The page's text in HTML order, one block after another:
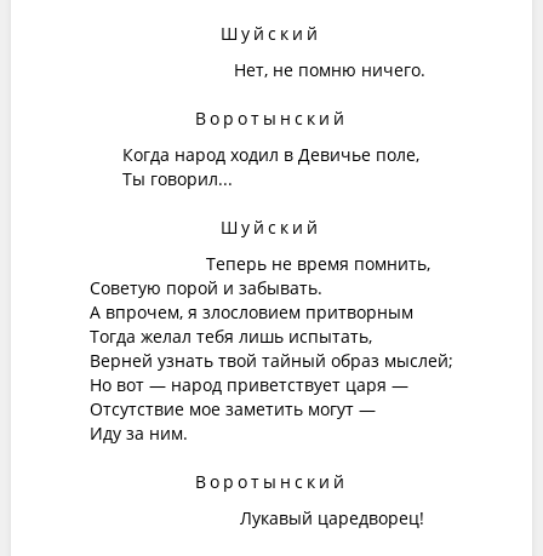
Шуйский
Нет, не помню ничего.
Воротынский
Когда народ ходил в Девичье поле,
Ты говорил...
Шуйский
Теперь не время помнить,
Советую порой и забывать.
А впрочем, я злословием притворным
Тогда желал тебя лишь испытать,
Верней узнать твой тайный образ мыслей;
Но вот — народ приветствует царя —
Отсутствие мое заметить могут —
Иду за ним.
Воротынский
Лукавый царедворец!